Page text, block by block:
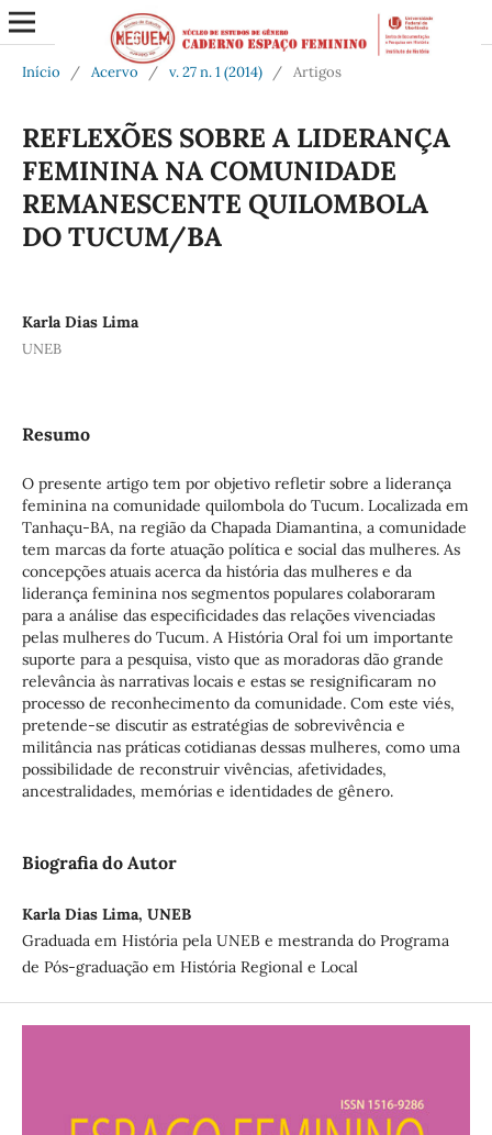
Início / Acervo / v. 27 n. 1 (2014) / Artigos
REFLEXÕES SOBRE A LIDERANÇA
FEMININA NA COMUNIDADE
REMANESCENTE QUILOMBOLA
DO TUCUM/BA
Karla Dias Lima
UNEB
Resumo
O presente artigo tem por objetivo refletir sobre a liderança
feminina na comunidade quilombola do Tucum. Localizada em
Tanhaçu-BA, na região da Chapada Diamantina, a comunidade
tem marcas da forte atuação política e social das mulheres. As
concepções atuais acerca da história das mulheres e da
liderança feminina nos segmentos populares colaboraram
para a análise das especificidades das relações vivenciadas
pelas mulheres do Tucum. A História Oral foi um importante
suporte para a pesquisa, visto que as moradoras dão grande
relevância às narrativas locais e estas se resignificaram no
processo de reconhecimento da comunidade. Com este viés,
pretende-se discutir as estratégias de sobrevivência e
militância nas práticas cotidianas dessas mulheres, como uma
possibilidade de reconstruir vivências, afetividades,
ancestralidades, memórias e identidades de gênero.
Biografia do Autor
Karla Dias Lima, UNEB
Graduada em História pela UNEB e mestranda do Programa
de Pós-graduação em História Regional e Local